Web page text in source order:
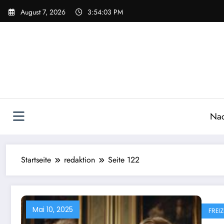
Zum
Inhalt
August 7, 2026 3:54:05 PM
Startseite redaktion Seite 122
Mai 10, 2025